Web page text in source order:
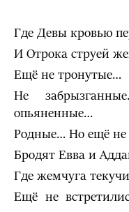
Где Девы кровью
И Отрока струей
Ещё не тронутые…
Не
опьяненные…
Родные… Но ещё не
Бродят Евва и
Где жемчуга
Ещё не